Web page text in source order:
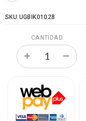
SKU:UGBIK01028
CANTIDAD